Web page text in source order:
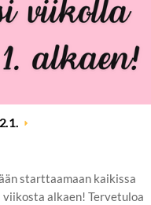
starttaamaan kaikissa
viikosta alkaen! Tervetuloa